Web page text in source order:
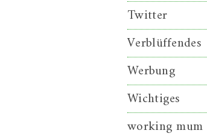
Twitter
Verblüffendes
Werbung
Wichtiges
working mum